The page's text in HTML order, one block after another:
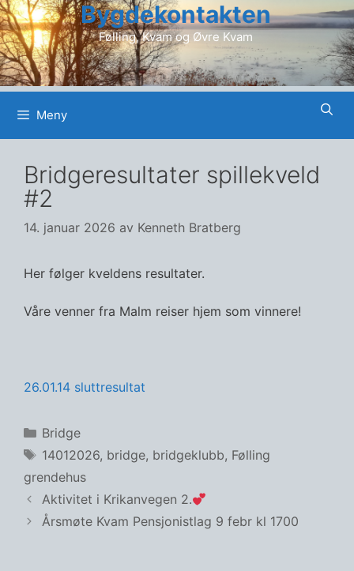
Hopp
til
innhold
Bygdekontakten
Følling, Kvam og Øvre Kvam
Meny
Bridgeresultater spillekveld
#2
14. januar 2026 av Kenneth Bratberg
Her følger kveldens resultater.
Våre venner fra Malm reiser hjem som vinnere!
26.01.14 sluttresultat
Kategorier
Bridge
Stikkord
14012026, bridge, bridgeklubb, Følling
grendehus
Aktivitet i Krikanvegen 2.
Årsmøte Kvam Pensjonistlag 9 febr kl 1700